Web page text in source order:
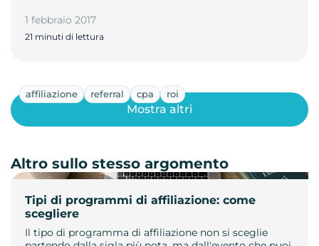
1 febbraio 2017
21 minuti di lettura
affiliazione referral cpa roi
Tipi di programmi di affiliazione: come
scegliere
Il tipo di programma di affiliazione non si sceglie
Mostra altri
Altro sullo stesso argomento